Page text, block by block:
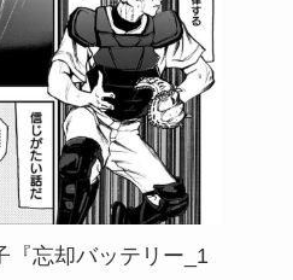
『忘却バッテリー_1